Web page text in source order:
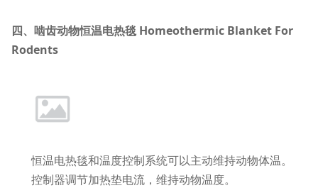
四、啮齿动物恒温电热毯 Homeothermic Blanket For
Rodents
恒温电热毯和温度控制系统可以主动维持动物体温。
控制器调节加热垫电流，维持动物温度。